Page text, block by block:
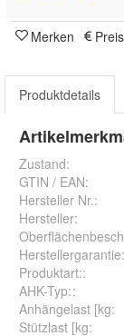
Merken
Produktdetails
Zustand:
GTIN / EAN:
Hersteller Nr.:
Hersteller:
Herstellergarantie:
Produktart::
AHK-Typ::
Anhängelast [kg:
Stützlast [kg: